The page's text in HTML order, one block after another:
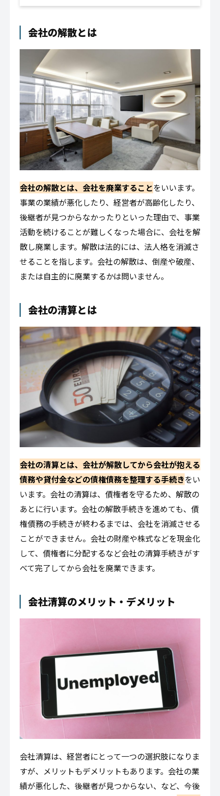
会社の解散とは
会社の解散とは、会社を廃業することをいいます。
事業の業績が悪化したり、経営者が高齢化したり、
後継者が見つからなかったりといった理由で、事業
活動を続けることが難しくなった場合に、会社を解
散し廃業します。解散は法的には、法人格を消滅さ
せることを指します。会社の解散は、倒産や破産、
または自主的に廃業するかは問いません。
会社の清算とは
会社の清算とは、会社が解散してから会社が抱える
債務や貸付金などの債権債務を整理する手続きをい
います。会社の清算は、債権者を守るため、解散の
あとに行います。会社の解散手続きを進めても、債
権債務の手続きが終わるまでは、会社を消滅させる
ことができません。会社の財産や株式などを現金化
して、債権者に分配するなど会社の清算手続きがす
べて完了してから会社を廃業できます。
会社清算のメリット・デメリット
会社清算は、経営者にとって一つの選択肢になりま
すが、メリットもデメリットもあります。会社の業
績が悪化した、後継者が見つからない、など、今後